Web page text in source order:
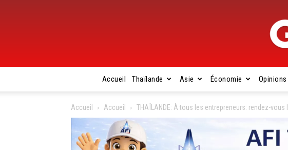
Accueil Thaïlande Asie Économie
Accueil Accueil THAÏLANDE: À tous les entrepreneurs: rendez-vous